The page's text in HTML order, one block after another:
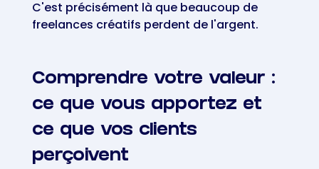
C'est précisément là que beaucoup de
freelances créatifs perdent de l'argent.
Comprendre votre valeur :
ce que vous apportez et
ce que vos clients
perçoivent